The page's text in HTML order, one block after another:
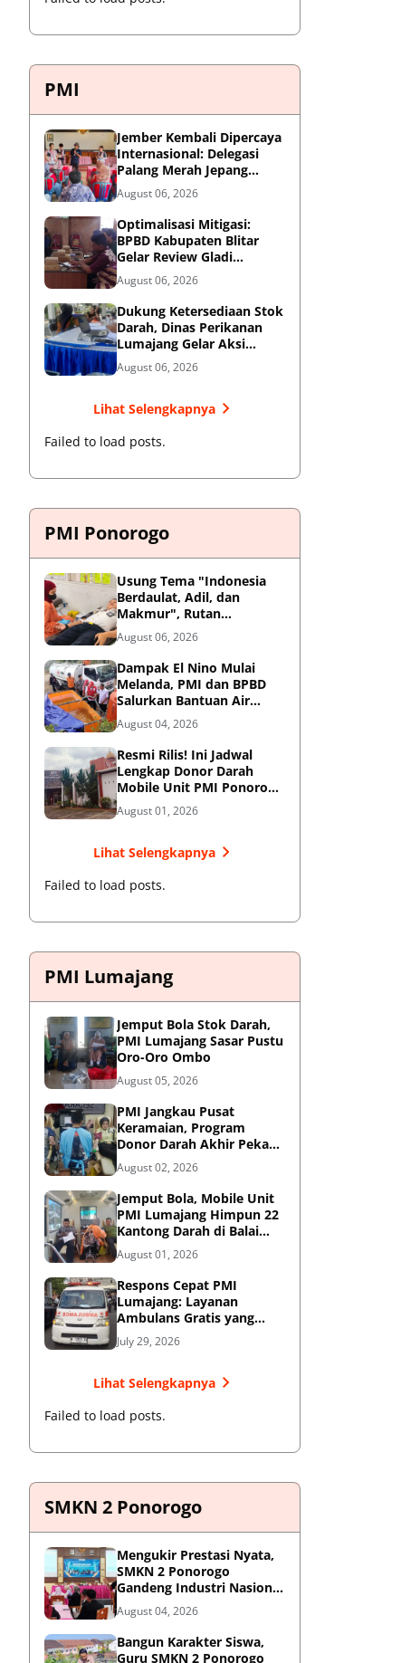
PMI
Jember Kembali Dipercaya
Internasional: Delegasi
Palang Merah Jepang
Perkuat Kesiapsiagaan
Bencana di Kawasan
Pesisir dan Sekolah
August 06, 2026
Optimalisasi Mitigasi:
BPBD Kabupaten Blitar
Gelar Review Gladi
Kontinjensi Erupsi Gunung
Kelud
August 06, 2026
Dukung Ketersediaan Stok
Darah, Dinas Perikanan
Lumajang Gelar Aksi
Donor Darah
August 06, 2026
Lihat Selengkapnya
Failed to load posts.
PMI Ponorogo
Usung Tema "Indonesia
Berdaulat, Adil, dan
Makmur", Rutan
Ponorogo Gelar Donor
Darah Kemanusiaan
Sambut HUT RI ke-81
August 06, 2026
Dampak El Nino Mulai
Melanda, PMI dan BPBD
Salurkan Bantuan Air
Bersih ke Desa Terdampak
di Ponorogo
August 04, 2026
Resmi Rilis! Ini Jadwal
Lengkap Donor Darah
Mobile Unit PMI Ponorogo
Agustus 2026
August 01, 2026
Lihat Selengkapnya
Failed to load posts.
PMI Lumajang
Jemput Bola Stok Darah,
PMI Lumajang Sasar Pustu
Oro-Oro Ombo
August 05, 2026
PMI Jangkau Pusat
Keramaian, Program
Donor Darah Akhir Pekan
di GM Plaza Lumajang
Disambut Antusias
August 02, 2026
Jemput Bola, Mobile Unit
PMI Lumajang Himpun 22
Kantong Darah di Balai
Desa Jatirejo Kunir
August 01, 2026
Respons Cepat PMI
Lumajang: Layanan
Ambulans Gratis yang
Wajib Diketahui Warga
July 29, 2026
Lihat Selengkapnya
Failed to load posts.
SMKN 2 Ponorogo
Mengukir Prestasi Nyata,
SMKN 2 Ponorogo
Gandeng Industri Nasional
Demi Sesuaikan
Kurikulum dengan
Kebutuhan Dunia Kerja
August 04, 2026
Bangun Karakter Siswa,
Guru SMKN 2 Ponorogo